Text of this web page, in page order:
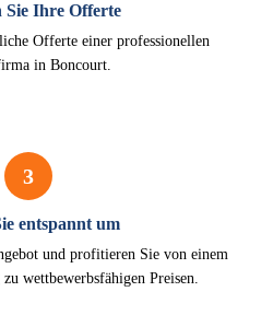
Sie Ihre Offerte
Offerte einer professionellen
in Boncourt.
3
entspannt um
und profitieren Sie von einem
wettbewerbsfähigen Preisen.